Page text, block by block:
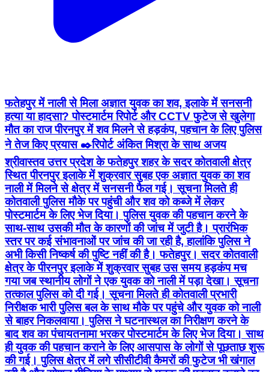
फतेहपुर में नाली से मिला अज्ञात युवक का शव, इलाके में सनसनी
हत्या या हादसा? पोस्टमार्टम रिपोर्ट और CCTV फुटेज से खुलेगा
मौत का राज पीरनपुर में शव मिलने से हड़कंप, पहचान के लिए पुलिस
ने तेज किए प्रयास ✒️रिपोर्ट अंकित मिश्रा के साथ अजय
श्रीवास्तव उत्तर प्रदेश के फतेहपुर शहर के सदर कोतवाली क्षेत्र
स्थित पीरनपुर इलाके में शुक्रवार सुबह एक अज्ञात युवक का शव
नाली में मिलने से क्षेत्र में सनसनी फैल गई। सूचना मिलते ही
कोतवाली पुलिस मौके पर पहुंची और शव को कब्जे में लेकर
पोस्टमार्टम के लिए भेज दिया। पुलिस युवक की पहचान करने के
साथ-साथ उसकी मौत के कारणों की जांच में जुटी है। प्रारंभिक
स्तर पर कई संभावनाओं पर जांच की जा रही है, हालांकि पुलिस ने
अभी किसी निष्कर्ष की पुष्टि नहीं की है। फतेहपुर। सदर कोतवाली
क्षेत्र के पीरनपुर इलाके में शुक्रवार सुबह उस समय हड़कंप मच
गया जब स्थानीय लोगों ने एक युवक को नाली में पड़ा देखा। सूचना
तत्काल पुलिस को दी गई। सूचना मिलते ही कोतवाली प्रभारी
निरीक्षक भारी पुलिस बल के साथ मौके पर पहुंचे और युवक को नाली
से बाहर निकलवाया। पुलिस ने घटनास्थल का निरीक्षण करने के
बाद शव का पंचायतनामा भरकर पोस्टमार्टम के लिए भेज दिया। साथ
ही युवक की पहचान कराने के लिए आसपास के लोगों से पूछताछ शुरू
की गई। पुलिस क्षेत्र में लगे सीसीटीवी कैमरों की फुटेज भी खंगाल